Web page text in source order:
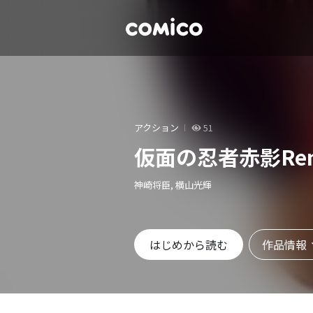
アクション 51
仮面の忍者赤影
神崎将臣, 横山光輝
はじめから読む 作品情報